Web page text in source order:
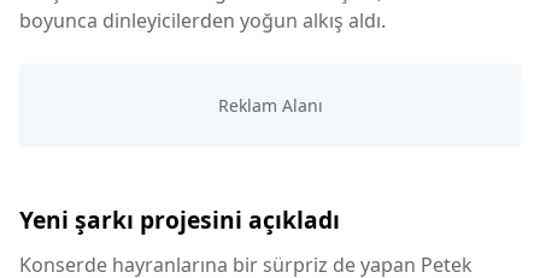
boyunca dinleyicilerden yoğun alkış aldı.
Yeni şarkı projesini açıkladı
Konserde hayranlarına bir sürpriz de yapan Petek